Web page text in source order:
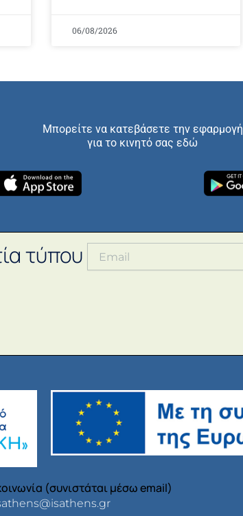
06/08/2026
Μπορείτε να κατεβάσετε την εφαρμογή
για το κινητό σας εδώ
τύπου
(συνιστάται μέσω email)